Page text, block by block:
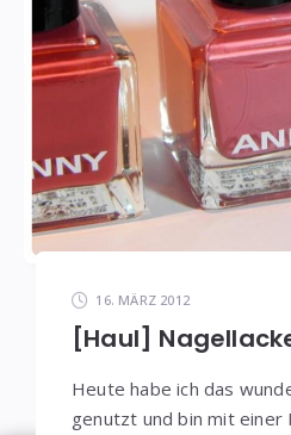
16. MÄRZ 2012
[Haul]
Heute habe ich das
genutzt und bin mit einer